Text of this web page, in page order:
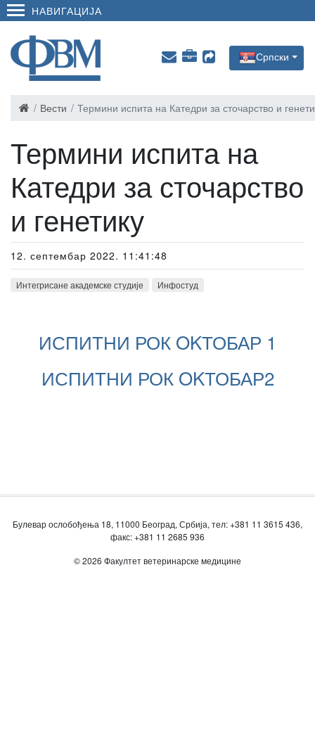
НАВИГАЦИЈА
Српски
Вести Термини испита на Катедри за сточарство и
Термини испита на
Катедри за сточарство
и генетику
12. септембар 2022. 11:41:48
Интегрисане академске студије Инфостуд
ИСПИТНИ РОК OKТОБАР 1
ИСПИТНИ РОК OKТОБАР2
Булевар ослобођења 18, 11000 Београд, Србија, тел: +381 11 3615 436,
факс: +381 11 2685 936
© 2026 Факултет ветеринарске медицине